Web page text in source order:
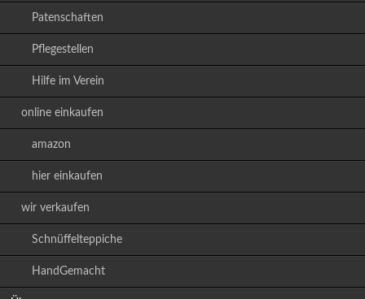
Patenschaften
Pflegestellen
Hilfe im Verein
online einkaufen
amazon
hier einkaufen
wir verkaufen
Schnüffelteppiche
HandGemacht